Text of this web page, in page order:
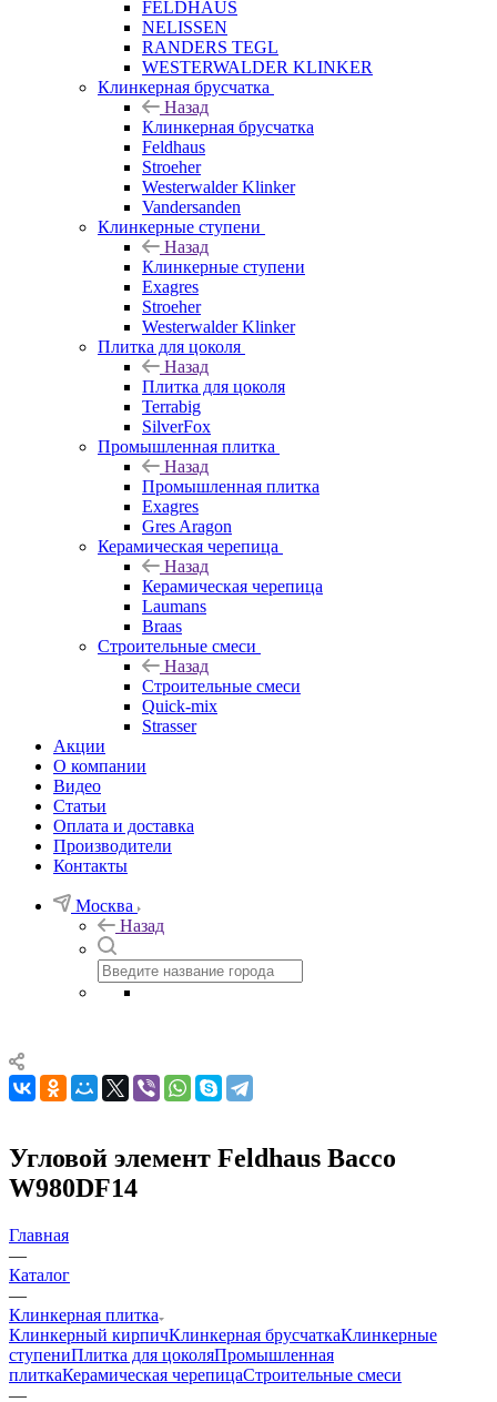
FELDHAUS
NELISSEN
RANDERS TEGL
WESTERWALDER KLINKER
Клинкерная брусчатка
Назад
Клинкерная брусчатка
Feldhaus
Stroeher
Westerwalder Klinker
Vandersanden
Клинкерные ступени
Назад
Клинкерные ступени
Exagres
Stroeher
Westerwalder Klinker
Плитка для цоколя
Назад
Плитка для цоколя
Terrabig
SilverFox
Промышленная плитка
Назад
Промышленная плитка
Exagres
Gres Aragon
Керамическая черепица
Назад
Керамическая черепица
Laumans
Braas
Строительные смеси
Назад
Строительные смеси
Quick-mix
Strasser
Акции
О компании
Видео
Статьи
Оплата и доставка
Производители
Контакты
Москва
Назад
Угловой элемент Feldhaus Bacco
W980DF14
Главная
—
Каталог
—
Клинкерная плитка
Клинкерный кирпичКлинкерная брусчаткаКлинкерные
ступениПлитка для цоколяПромышленная
плиткаКерамическая черепицаСтроительные смеси
—